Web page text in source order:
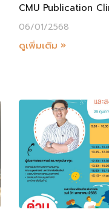
CMU Publication
06/01/2568
ดูเพิ่มเติม »